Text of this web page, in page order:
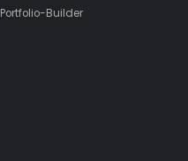
Portfolio-Builder